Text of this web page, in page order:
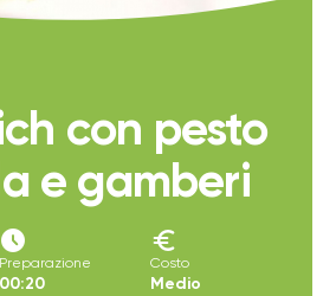
con pesto
e gamberi
access_time_filled
Preparazione
00:20
euro
Costo
Medio